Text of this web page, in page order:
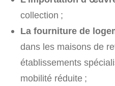
collection ;
La fourniture de
dans les maisons de
établissements
mobilité réduite ;